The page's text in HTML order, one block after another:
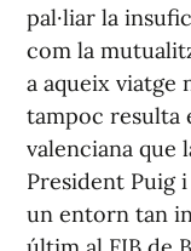
pal·liar la
com la
a aqueix viatge
tampoc resulta
valenciana que
President Puig
un entorn tan